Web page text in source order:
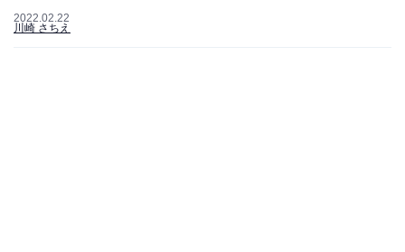
2022.02.22
川崎 さちえ